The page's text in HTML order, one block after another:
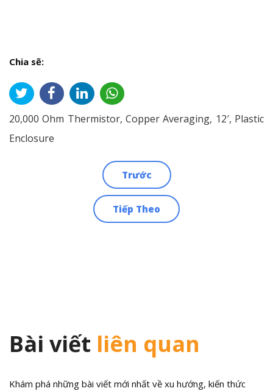
Chia sẽ:
20,000 Ohm Thermistor, Copper Averaging, 12′, Plastic
Enclosure
Trước
Tiếp Theo
Bài viết liên quan
Khám phá những bài viết mới nhất về xu hướng, kiến thức